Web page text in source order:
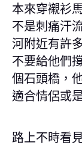
本來穿襯衫
不是刺痛汗
河附近有許
不要給他們
個石頭橋，
適合情侶或
路上不時看